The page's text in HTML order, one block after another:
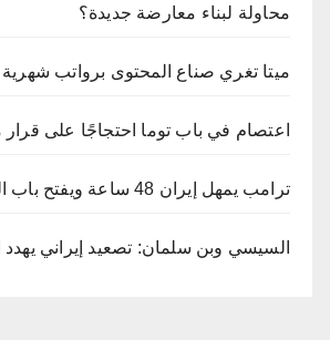
محاولة لبناء معارضة جديدة؟
ميتا تغري صناع المحتوى برواتب شهرية
اعتصام في باب توما احتجاجًا على قرار
ترامب يمهل إيران 48 ساعة ويفتح باب التصعيد
السيسي وبن سلمان: تصعيد إيراني يهدد